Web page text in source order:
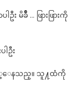
မိခ်ိဳ … ဖြားဖြားကို
ဦး
ေနသည္။ သူ႔ထံကို